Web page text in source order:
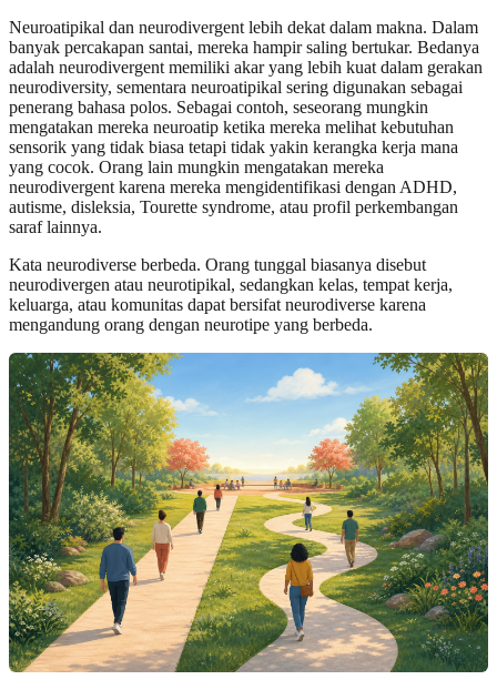
Neuroatipikal dan neurodivergent lebih dekat dalam makna. Dalam
banyak percakapan santai, mereka hampir saling bertukar. Bedanya
adalah neurodivergent memiliki akar yang lebih kuat dalam gerakan
neurodiversity, sementara neuroatipikal sering digunakan sebagai
penerang bahasa polos. Sebagai contoh, seseorang mungkin
mengatakan mereka neuroatip ketika mereka melihat kebutuhan
sensorik yang tidak biasa tetapi tidak yakin kerangka kerja mana
yang cocok. Orang lain mungkin mengatakan mereka
neurodivergent karena mereka mengidentifikasi dengan ADHD,
autisme, disleksia, Tourette syndrome, atau profil perkembangan
saraf lainnya.
Kata neurodiverse berbeda. Orang tunggal biasanya disebut
neurodivergen atau neurotipikal, sedangkan kelas, tempat kerja,
keluarga, atau komunitas dapat bersifat neurodiverse karena
mengandung orang dengan neurotipe yang berbeda.